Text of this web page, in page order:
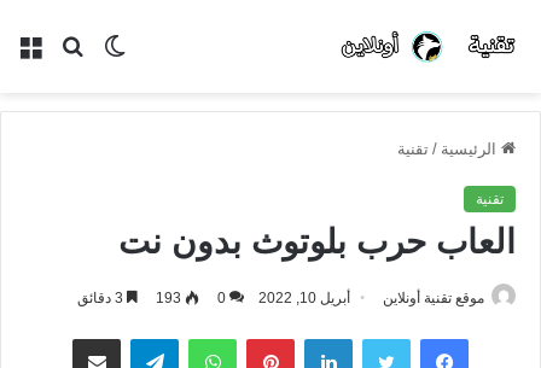
بحث الوضع
الرئيسية / تقنية
تقنية
العاب حرب بلوتوث بدون نت
موقع تقنية أونلاين أبريل 10, 2022 0
193
فيسبوك تويتر لينكدإن بينتيريستواتساب تيلقرام مشاركة عبر البريد